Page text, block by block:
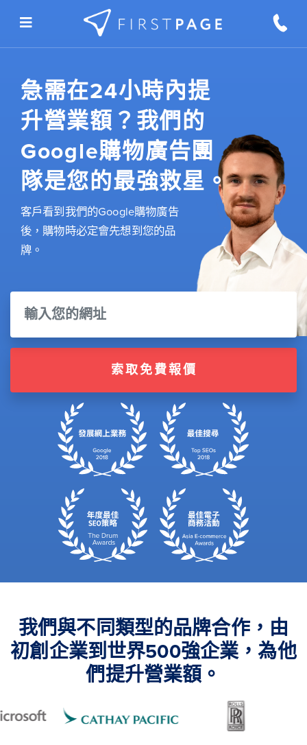
急需在24小時內提
升營業額？我們的
Google購物廣告團
隊是您的最強救星。
客戶看到我們的Google購物廣告
後，購物時必定會先想到您的品
牌。
索取免費報價
我們與不同類型的品牌合作，由
初創企業到世界500強企業，為他
們提升營業額。